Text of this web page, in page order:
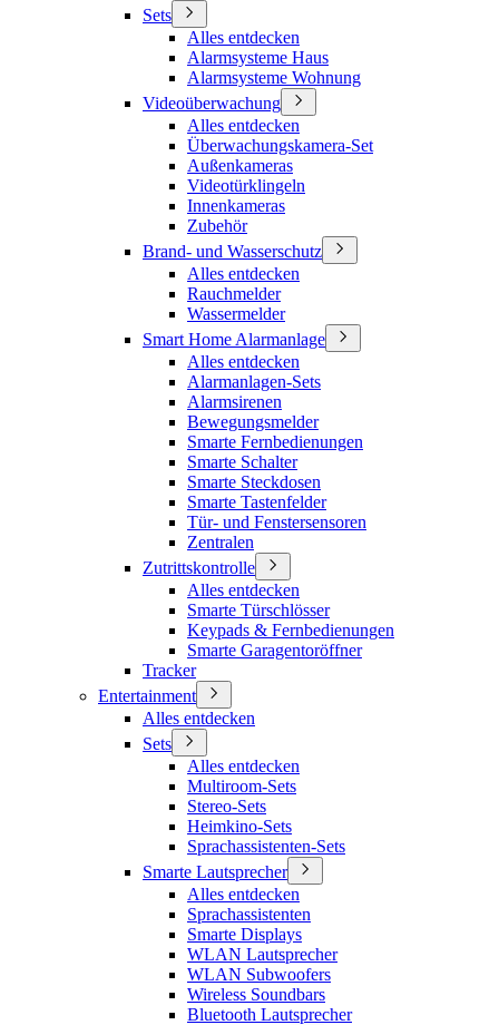
Sets
Alles entdecken
Alarmsysteme Haus
Alarmsysteme Wohnung
Videoüberwachung
Alles entdecken
Überwachungskamera-Set
Außenkameras
Videotürklingeln
Innenkameras
Zubehör
Brand- und Wasserschutz
Alles entdecken
Rauchmelder
Wassermelder
Smart Home Alarmanlage
Alles entdecken
Alarmanlagen-Sets
Alarmsirenen
Bewegungsmelder
Smarte Fernbedienungen
Smarte Schalter
Smarte Steckdosen
Smarte Tastenfelder
Tür- und Fenstersensoren
Zentralen
Zutrittskontrolle
Alles entdecken
Smarte Türschlösser
Keypads & Fernbedienungen
Smarte Garagentoröffner
Tracker
Entertainment
Alles entdecken
Sets
Alles entdecken
Multiroom-Sets
Stereo-Sets
Heimkino-Sets
Sprachassistenten-Sets
Smarte Lautsprecher
Alles entdecken
Sprachassistenten
Smarte Displays
WLAN Lautsprecher
WLAN Subwoofers
Wireless Soundbars
Bluetooth Lautsprecher